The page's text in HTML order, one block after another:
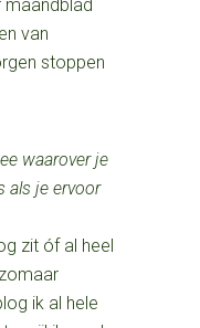
van
stoppen
waarover je
als je ervoor
zit óf al heel
ik al hele